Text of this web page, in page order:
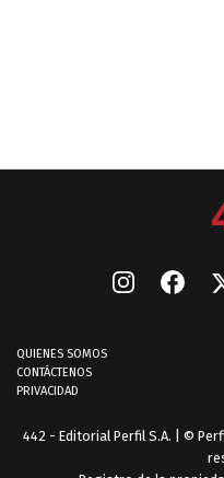
QUIENES SOMOS
CONTÁCTENOS
PRIVACIDAD
442 - Editorial Perfil S.A. | ©